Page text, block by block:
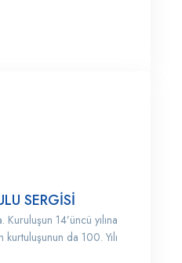
SERGİSİ
14’üncü yılına
da 100. Yılı